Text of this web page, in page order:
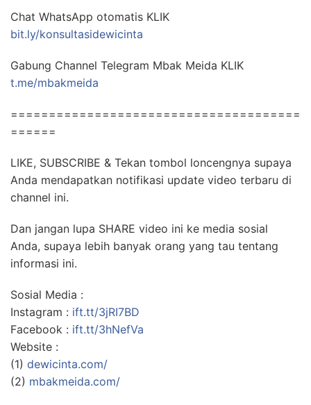
Chat WhatsApp otomatis KLIK
bit.ly/konsultasidewicinta
Gabung Channel Telegram Mbak Meida KLIK
t.me/mbakmeida
======================================
======
LIKE, SUBSCRIBE & Tekan tombol loncengnya supaya
Anda mendapatkan notifikasi update video terbaru di
channel ini.
Dan jangan lupa SHARE video ini ke media sosial
Anda, supaya lebih banyak orang yang tau tentang
informasi ini.
Sosial Media :
Instagram : ift.tt/3jRI7BD
Facebook : ift.tt/3hNefVa
Website :
(1) dewicinta.com/
(2) mbakmeida.com/